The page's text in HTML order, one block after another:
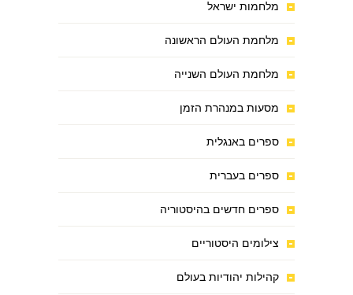
מלחמות ישראל
מלחמת העולם הראשונה
מלחמת העולם השנייה
מסעות במנהרת הזמן
ספרים באנגלית
ספרים בעברית
ספרים חדשים בהיסטוריה
צילומים היסטוריים
קהילות יהודיות בעולם